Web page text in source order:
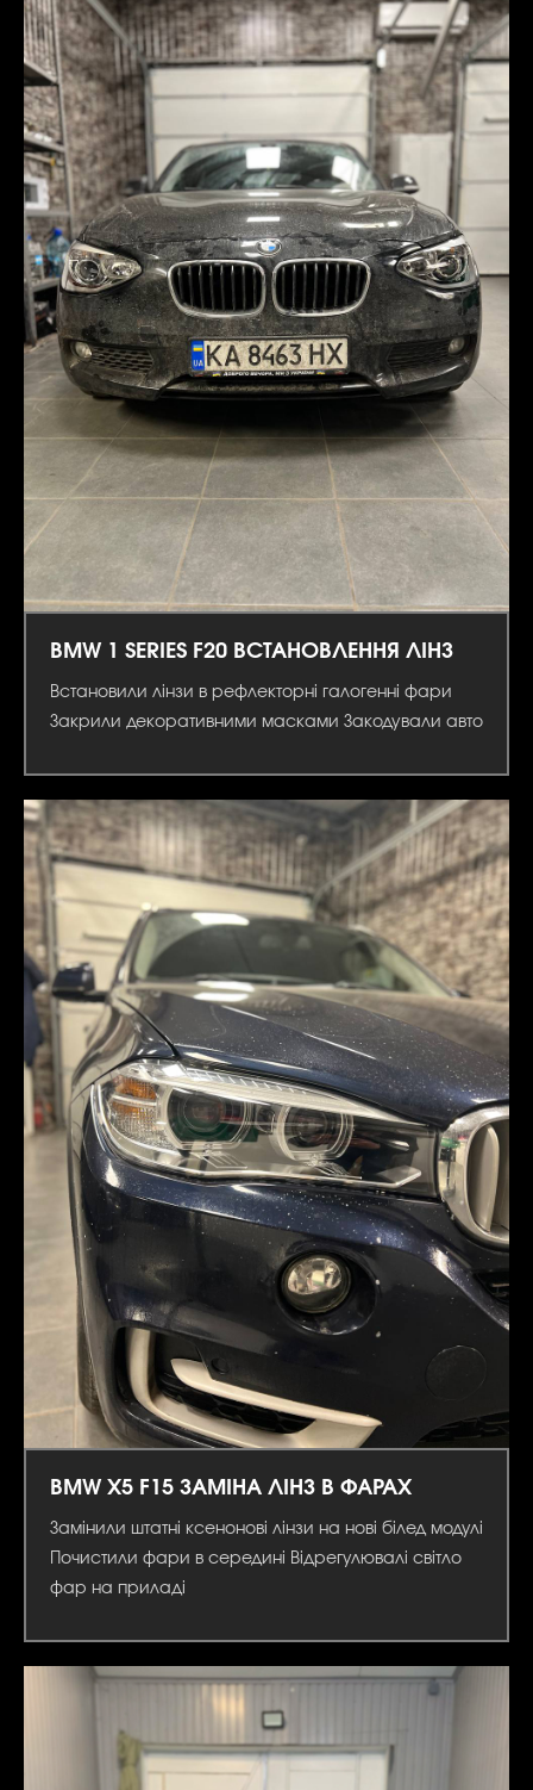
BMW 1 SERIES F20 ВСТАНОВЛЕННЯ ЛІНЗ
Встановили лінзи в рефлекторні галогенні фари
Закрили декоративними масками Закодували авто
BMW X5 F15 ЗАМІНА ЛІНЗ В ФАРАХ
Замінили штатні ксенонові лінзи на нові білед модулі
Почистили фари в середині Відрегулювалі світло
фар на приладі